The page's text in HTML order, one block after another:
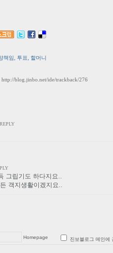
책임 투표 할머니
http://blog.jinbo.net/ide/trackback/276
REPLY
그립기도 하다지요..
객지생활이겠지요..
Homepage 진보블로그 메인에